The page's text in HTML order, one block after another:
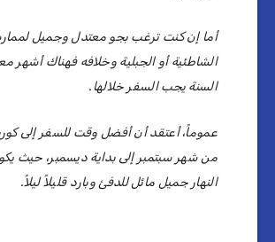
أما إن كنت ترغب بجو معتدل وجميل
الشاطئية أو الجبلية وخلافه فهناك أشهر
السنة يجب السفر خلالها.
عموماً، أعتقد أن أفضل وقت للسفر إلى
من شهر سبتمبر إلى بداية ديسمبر، حيث
النهار جميل مائل للدفئ وبارد قليلاً ليلاً.